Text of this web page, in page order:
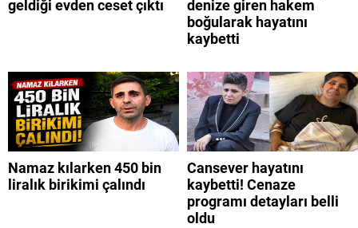
geldiği evden ceset çıktı
denize giren hakem
boğularak hayatını
kaybetti
Namaz kılarken 450 bin
liralık birikimi çalındı
Cansever hayatını
kaybetti! Cenaze
programı detayları belli
oldu